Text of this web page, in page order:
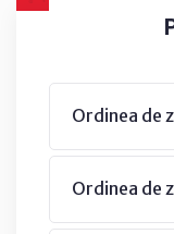
Ordinea de
Ordinea de